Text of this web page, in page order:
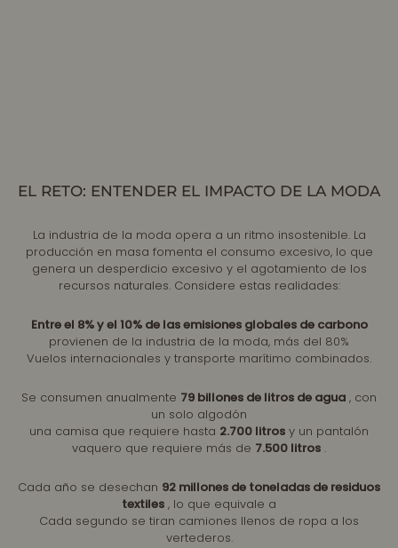
EL RETO: ENTENDER EL IMPACTO DE LA MODA
La industria de la moda opera a un ritmo insostenible. La
producción en masa fomenta el consumo excesivo, lo que
genera un desperdicio excesivo y el agotamiento de los
recursos naturales. Considere estas realidades:
Entre el 8% y el 10% de las emisiones globales de carbono
provienen de la industria de la moda, más del 80%
Vuelos internacionales y transporte marítimo combinados.
Se consumen anualmente 79 billones de litros de agua , con
un solo algodón
una camisa que requiere hasta 2.700 litros y un pantalón
vaquero que requiere más de 7.500 litros .
Cada año se desechan 92 millones de toneladas de residuos
textiles , lo que equivale a
Cada segundo se tiran camiones llenos de ropa a los
vertederos.